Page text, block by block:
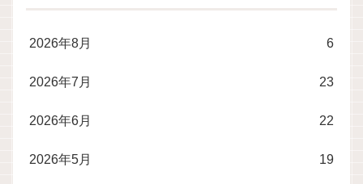
2026年8月 6
2026年7月 23
2026年6月 22
2026年5月 19